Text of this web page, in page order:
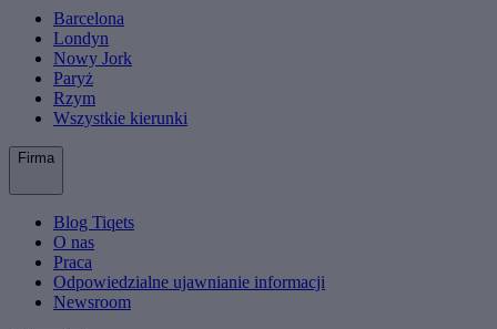
Barcelona
Londyn
Nowy Jork
Paryż
Rzym
Wszystkie kierunki
Firma
Blog Tiqets
O nas
Praca
Odpowiedzialne ujawnianie informacji
Newsroom